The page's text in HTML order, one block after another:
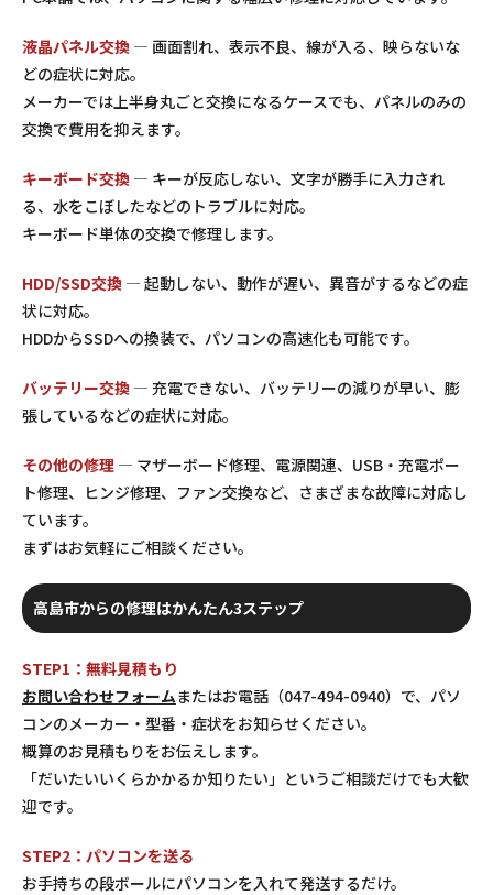
液晶パネル交換 — 画面割れ、表示不良、線が入る、映らないな
どの症状に対応。
メーカーでは上半身丸ごと交換になるケースでも、パネルのみの
交換で費用を抑えます。
キーボード交換 — キーが反応しない、文字が勝手に入力され
る、水をこぼしたなどのトラブルに対応。
キーボード単体の交換で修理します。
HDD/SSD交換 — 起動しない、動作が遅い、異音がするなどの症
状に対応。
HDDからSSDへの換装で、パソコンの高速化も可能です。
バッテリー交換 — 充電できない、バッテリーの減りが早い、膨
張しているなどの症状に対応。
その他の修理 — マザーボード修理、電源関連、USB・充電ポー
ト修理、ヒンジ修理、ファン交換など、さまざまな故障に対応し
ています。
まずはお気軽にご相談ください。
高島市からの修理はかんたん3ステップ
STEP1：無料見積もり
お問い合わせフォームまたはお電話（047-494-0940）で、パソ
コンのメーカー・型番・症状をお知らせください。
概算のお見積もりをお伝えします。
「だいたいいくらかかるか知りたい」というご相談だけでも大歓
迎です。
STEP2：パソコンを送る
お手持ちの段ボールにパソコンを入れて発送するだけ。